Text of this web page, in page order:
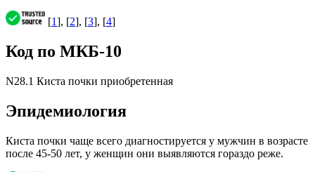
[1], [2], [3], [4]
Код по МКБ-10
N28.1 Киста почки приобретенная
Эпидемиология
Киста почки чаще всего диагностируется у мужчин в возрасте
после 45-50 лет, у женщин они выявляются гораздо реже.